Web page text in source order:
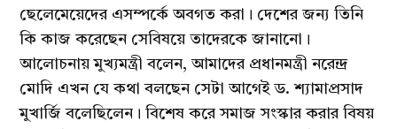
ছেলেমেয়েদের এসম্পর্কে অবগত করা। দেশের জন্য তিনি
কি কাজ করেছেন সেবিষয়ে তাদেরকে জানানো।
আলোচনায় মুখ্যমন্ত্রী বলেন, আমাদের প্রধানমন্ত্রী নরেন্দ্র
মোদি এখন যে কথা বলছেন সেটা আগেই ড. শ্যামাপ্রসাদ
মুখার্জি বলেছিলেন। বিশেষ করে সমাজ সংস্কার করার বিষয়